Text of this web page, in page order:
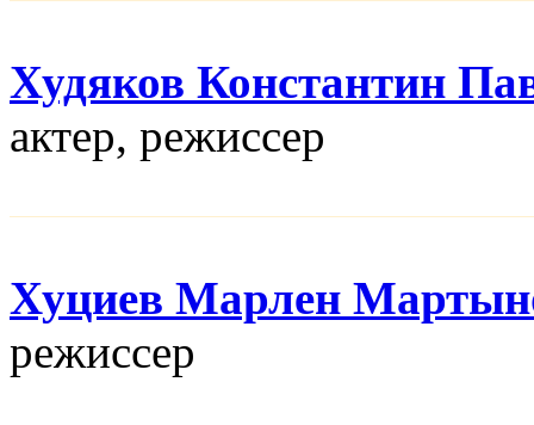
Худяков Константин
актер, режисcер
Хуциев Марлен
режисcер